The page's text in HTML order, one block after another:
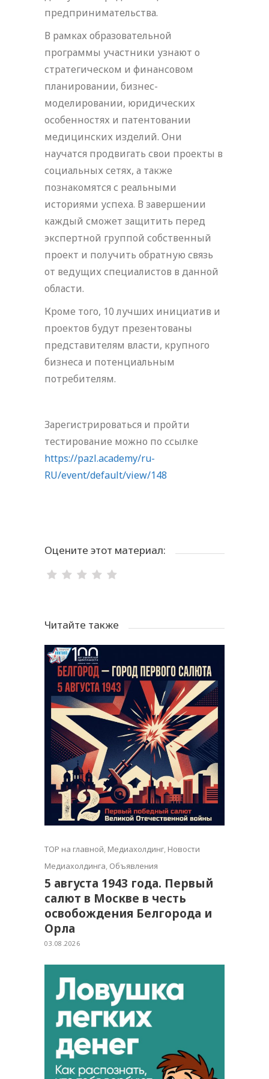
предпринимательства.
В рамках образовательной
программы участники узнают о
стратегическом и финансовом
планировании, бизнес-
моделировании, юридических
особенностях и патентовании
медицинских изделий. Они
научатся продвигать свои проекты в
социальных сетях, а также
познакомятся с реальными
историями успеха. В завершении
каждый сможет защитить перед
экспертной группой собственный
проект и получить обратную связь
от ведущих специалистов в данной
области.
Кроме того, 10 лучших инициатив и
проектов будут презентованы
представителям власти, крупного
бизнеса и потенциальным
потребителям.
Зарегистрироваться и пройти
тестирование можно по ссылке
https://pazl.academy/ru-
RU/event/default/view/148
Оцените этот материал:
Читайте также
TOP на главной, Медиахолдинг, Новости
Медиахолдинга, Объявления
5 августа 1943 года. Первый
салют в Москве в честь
освобождения Белгорода и
Орла
03.08.2026